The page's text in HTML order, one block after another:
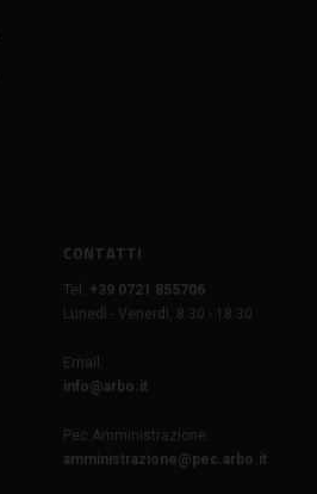
CONTATTI
Tel:
+39 0721 855706
Lunedì - Venerdì, 8:30 - 18:30
Email:
info@arbo.it
Pec Amministrazione:
amministrazione@pec.arbo.it